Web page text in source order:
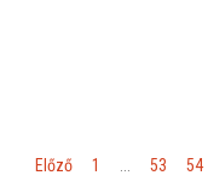
Előző 1 ... 53 54